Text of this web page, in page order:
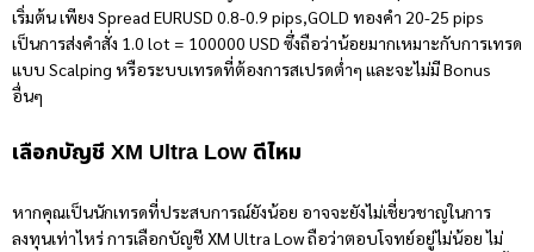
เริ่มต้น เพียง Spread EURUSD 0.8-0.9 pips,GOLD ทองคำ 20-25 pips
เป็นการส่งคำสั่ง 1.0 lot = 100000 USD ซึ่งถือว่าน้อยมากเหมาะกับการเทรด
แบบ Scalping หรือระบบเทรดที่ต้องการสเปรดต่ำๆ และจะไม่มี Bonus
อื่นๆ
เลือกบัญชี XM Ultra Low ดีไหม
หากคุณเป็นนักเทรดที่ประสบการณ์ยังน้อย อาจจะยังไม่เชี่ยวชาญในการ
ลงทุนเท่าไหร่ การเลือกบัญชี XM Ultra Low ถือว่าตอบโจทย์อยู่ไม่น้อย ไม่